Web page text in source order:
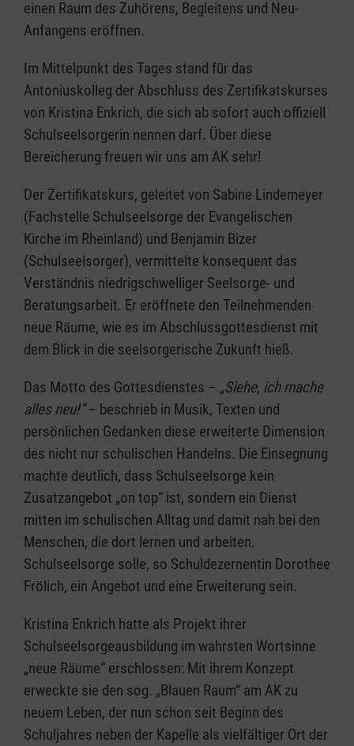
einen Raum des Zuhörens, Begleitens und Neu-
Anfangens eröffnen.
Im Mittelpunkt des Tages stand für das
Antoniuskolleg der Abschluss des Zertifikatskurses
von Kristina Enkrich, die sich ab sofort auch offiziell
Schulseelsorgerin nennen darf. Über diese
Bereicherung freuen wir uns am AK sehr!
Der Zertifikatskurs, geleitet von Sabine Lindemeyer
(Fachstelle Schulseelsorge der Evangelischen
Kirche im Rheinland) und Benjamin Bizer
(Schulseelsorger), vermittelte konsequent das
Verständnis niedrigschwelliger Seelsorge- und
Beratungsarbeit. Er eröffnete den Teilnehmenden
neue Räume, wie es im Abschlussgottesdienst mit
dem Blick in die seelsorgerische Zukunft hieß.
Das Motto des Gottesdienstes – „Siehe, ich mache
alles neu!“– beschrieb in Musik, Texten und
persönlichen Gedanken diese erweiterte Dimension
des nicht nur schulischen Handelns. Die Einsegnung
machte deutlich, dass Schulseelsorge kein
Zusatzangebot „on top“ ist, sondern ein Dienst
mitten im schulischen Alltag und damit nah bei den
Menschen, die dort lernen und arbeiten.
Schulseelsorge solle, so Schuldezernentin Dorothee
Frölich, ein Angebot und eine Erweiterung sein.
Kristina Enkrich hatte als Projekt ihrer
Schulseelsorgeausbildung im wahrsten Wortsinne
„neue Räume“ erschlossen: Mit ihrem Konzept
erweckte sie den sog. „Blauen Raum“ am AK zu
neuem Leben, der nun schon seit Beginn des
Schuljahres neben der Kapelle als vielfältiger Ort der